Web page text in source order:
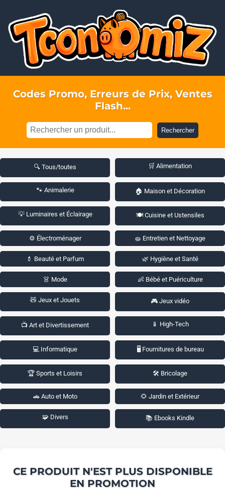
Codes Promo, Erreurs de Prix, Ventes
Flash...
Rechercher
🔍 Tous/toutes 🛒 Alimentation
🐾 Animalerie 🏠 Maison et Décoration
💡 Luminaires et Éclairage 🍽️ Cuisine et Ustensiles
⚙️ Électroménager 🧽 Entretien et Nettoyage
💄 Beauté et Parfum 🌿 Hygiène et Santé
👗 Mode 👶 Bébé et Puériculture
🧸 Jeux et Jouets 🎮 Jeux vidéo
📺 Art et Divertissement 📱 High-Tech
💻 Informatique 🖥️ Fournitures de bureau
🏆 Sports et Loisirs 🛠️ Bricolage
🚗 Auto et Moto 🌻 Jardin et Extérieur
🧩 Divers 📚 Ebooks Kindle
CE PRODUIT N'EST PLUS DISPONIBLE
EN PROMOTION